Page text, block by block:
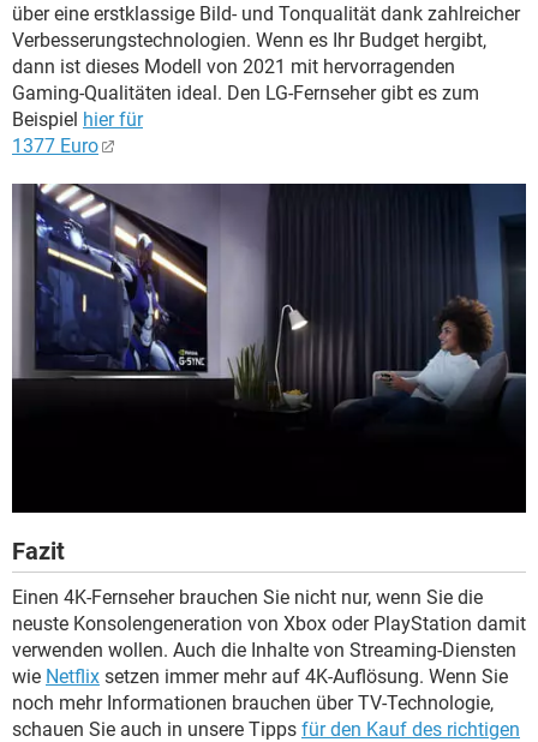
über eine erstklassige Bild- und Tonqualität dank zahlreicher
Verbesserungstechnologien. Wenn es Ihr Budget hergibt,
dann ist dieses Modell von 2021 mit hervorragenden
Gaming-Qualitäten ideal. Den LG-Fernseher gibt es zum
Beispiel hier für
1377 Euro
Fazit
Einen 4K-Fernseher brauchen Sie nicht nur, wenn Sie die
neuste Konsolengeneration von Xbox oder PlayStation damit
verwenden wollen. Auch die Inhalte von Streaming-Diensten
wie Netflix setzen immer mehr auf 4K-Auflösung. Wenn Sie
noch mehr Informationen brauchen über TV-Technologie,
schauen Sie auch in unsere Tipps für den Kauf des richtigen